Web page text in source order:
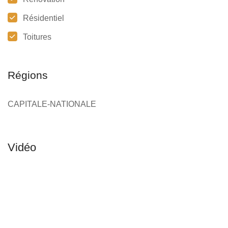
Résidentiel
Toitures
Régions
CAPITALE-NATIONALE